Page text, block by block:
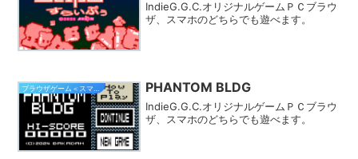
IndieG.G.C.オリジナルゲームＰＣブラウ
ザ、スマホのどちらでも遊べます。
PHANTOM BLDG
IndieG.G.C.オリジナルゲームＰＣブラウ
ザ、スマホのどちらでも遊べます。